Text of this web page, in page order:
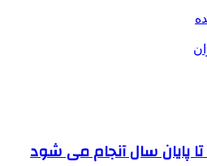
پایان سال آنجام می شود